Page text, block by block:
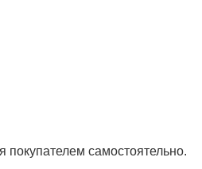
самостоятельно.